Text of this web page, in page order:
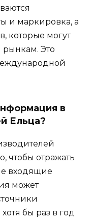
и маркировка, а
которые могут
Это
в
Ельца?
чтобы отражать
входящие
может
бы раз в год